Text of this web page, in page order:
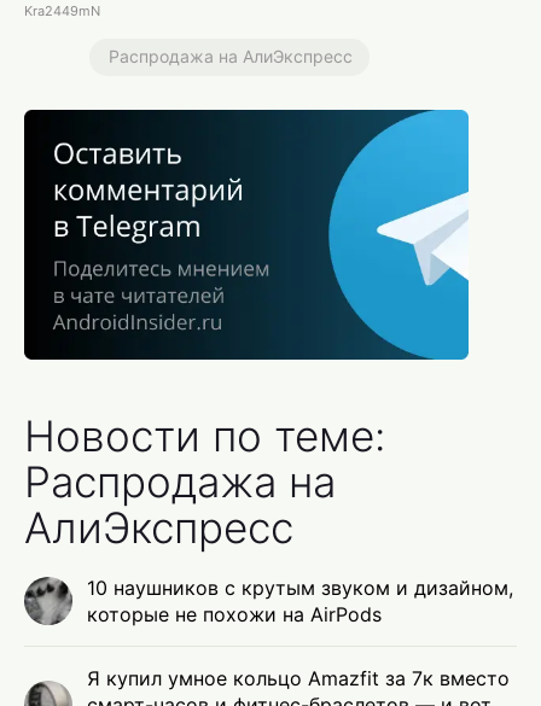
Kra2449mN
Распродажа на АлиЭкспресс
Новости по теме:
Распродажа на
АлиЭкспресс
10 наушников с крутым звуком и дизайном,
которые не похожи на AirPods
Я купил умное кольцо Amazfit за 7к вместо